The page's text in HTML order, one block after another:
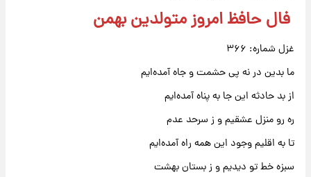
فال حافظ امروز متولدین بهمن
غزل شماره: ۳۶۶
ما بدین در نه پی حشمت و جاه آمده‌ایم
از بد حادثه این جا به پناه آمده‌ایم
ره رو منزل عشقیم و ز سرحد عدم
تا به اقلیم وجود این همه راه آمده‌ایم
سبزه خط تو دیدیم و ز بستان بهشت